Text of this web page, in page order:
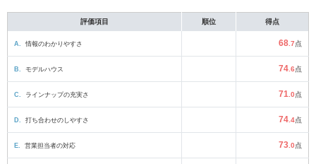
評価項目 順位 得点
A. 情報のわかりやすさ 68 .7点
B. モデルハウス 74 .6点
C. ラインナップの充実さ 71 .0点
D. 打ち合わせのしやすさ 74 .4点
E. 営業担当者の対応 73 .0点